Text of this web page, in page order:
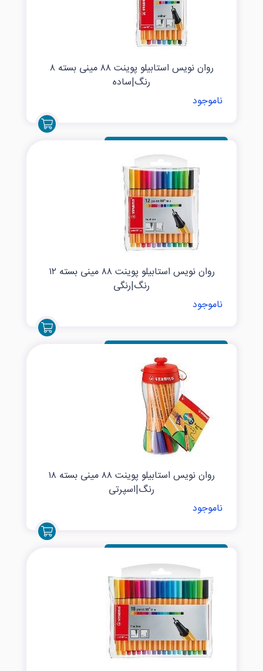
روان نویس استابیلو پوینت ۸۸ مینی بسته ۸
رنگ|ساده
ناموجود
روان نویس استابیلو پوینت ۸۸ مینی بسته ۱۲
رنگ|رنگی
ناموجود
روان نویس استابیلو پوینت ۸۸ مینی بسته ۱۸
رنگ|اسپرتی
ناموجود